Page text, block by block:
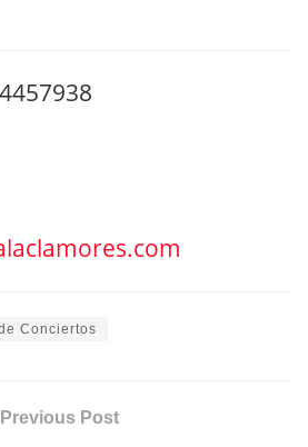
Conciertos
Previous Post